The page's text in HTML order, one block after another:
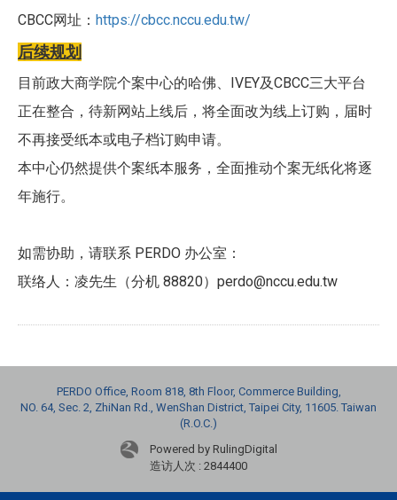
CBCC网址： https://cbcc.nccu.edu.tw/
后续规划
目前政大商学院个案中心的哈佛、IVEY及CBCC三大平台
正在整合，待新网站上线后，将全面改为线上订购，届时
不再接受纸本或电子档订购申请。
本中心仍然提供个案纸本服务，全面推动个案无纸化将逐
年施行。
如需协助，请联系 PERDO 办公室：
联络人：凌先生（分机 88820）perdo@nccu.edu.tw
PERDO Office, Room 818, 8th Floor, Commerce Building,
NO. 64, Sec. 2, ZhiNan Rd., WenShan District, Taipei City, 11605. Taiwan
(R.O.C.)
Powered by RulingDigital
造访人次 : 2844400